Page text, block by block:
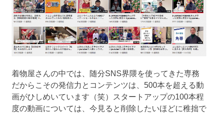
着物屋さんの中では、随分SNS界隈を使ってきた専務
だからこその発信力とコンテンツは、500本を超える動
画がひしめいています（笑）スタートアップの100本程
度の動画については、今見ると削除したいほどに稚拙で